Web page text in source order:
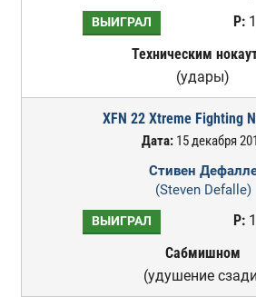
ВЫИГРАЛ Р:1
Техническим
(удары)
XFN 22 Xtreme Fighting
Дата:15 декабря
Стивен
(Steven Defalle)
ВЫИГРАЛ Р:1
Сабмишном
(удушение